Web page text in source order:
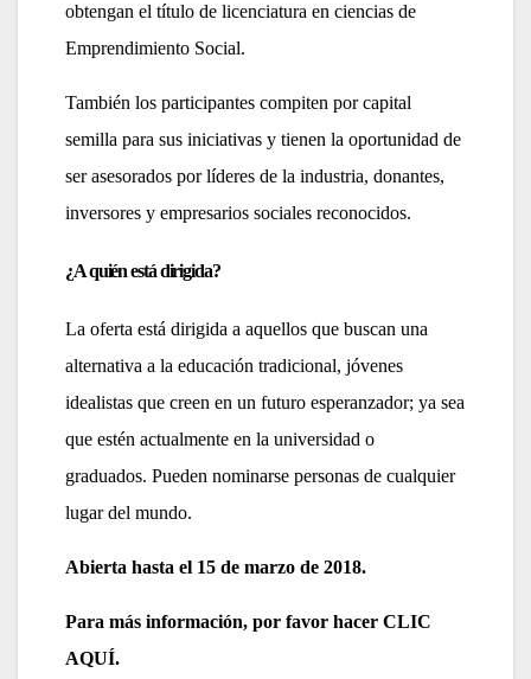
obtengan el título de licenciatura en ciencias de
Emprendimiento Social.
También los participantes compiten por capital
semilla para sus iniciativas y tienen la oportunidad de
ser asesorados por líderes de la industria, donantes,
inversores y empresarios sociales reconocidos.
¿A quién está dirigida?
La oferta está dirigida a aquellos que buscan una
alternativa a la educación tradicional, jóvenes
idealistas que creen en un futuro esperanzador; ya sea
que estén actualmente en la universidad o
graduados. Pueden nominarse personas de cualquier
lugar del mundo.
Abierta hasta el 15 de marzo de 2018.
Para más información, por favor hacer CLIC
AQUÍ.